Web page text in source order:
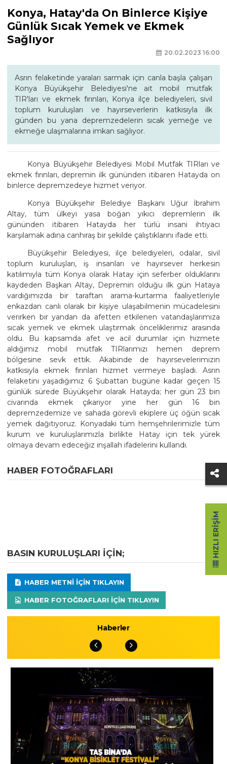
Konya, Hatay'da On Binlerce Kişiye
Günlük Sıcak Yemek ve Ekmek
Sağlıyor
20.02.2023 16:00
Asrın felaketinde yaraları sarmak için canla başla çalışan
Konya Büyükşehir Belediyesi'ne ait mobil mutfak
TIR'ları ve ekmek fırınları, Konya ilçe belediyeleri, sivil
toplum kuruluşları ve hayırseverlerin katkısıyla ilk
günden bu yana depremzedelerin sıcak yemeğe ve
ekmeğe ulaşmalarına imkan sağlıyor.
Konya Büyükşehir Belediyesi Mobil Mutfak TIRları ve
ekmek fırınları, depremin ilk gününden itibaren Hatayda on
binlerce depremzedeye hizmet veriyor.
Konya Büyükşehir Belediye Başkanı Uğur İbrahim
Altay, tüm ülkeyi yasa boğan yıkıcı depremlerin ilk
gününden itibaren Hatayda her türlü insani ihtiyacı
karşılamak adına canhıraş bir şekilde çalıştıklarını ifade etti.
Büyükşehir Belediyesi, ilçe belediyeleri, odalar, sivil
toplum kuruluşları, iş insanları ve hayırsever herkesin
katılımıyla tüm Konya olarak Hatay için seferber olduklarını
kaydeden Başkan Altay, Depremin olduğu ilk gün Hataya
vardığımızda bir taraftan arama-kurtarma faaliyetleriyle
enkazdan canlı olarak bir kişiye ulaşabilmenin mücadelesini
verirken bir yandan da afetten etkilenen vatandaşlarımıza
sıcak yemek ve ekmek ulaştırmak önceliklerimiz arasında
oldu. Bu kapsamda afet ve acil durumlar için hizmete
aldığımız mobil mutfak TIRlarımızı hemen deprem
bölgesine sevk ettik. Akabinde de hayırsevelerimizin
katkısıyla ekmek fırınları hizmet vermeye başladı. Asrın
felaketini yaşadığımız 6 Şubattan bugüne kadar geçen 15
günlük sürede Büyükşehir olarak Hatayda; her gün 23 bin
civarında ekmek çıkarıyor yine her gün 16 bin
depremzedemize ve sahada görevli ekiplere üç öğün sıcak
yemek dağıtıyoruz. Konyadaki tüm hemşehrilerimizle tüm
kurum ve kuruluşlarımızla birlikte Hatay için tek yürek
olmaya devam edeceğiz inşallah ifadelerini kullandı.
HABER FOTOĞRAFLARI
BASIN KURULUŞLARI IÇIN;
HABER METNI IÇIN TIKLAYIN
HABER FOTOĞRAFLARI IÇIN TIKLAYIN
Haberler
HIZLI ERIŞIM